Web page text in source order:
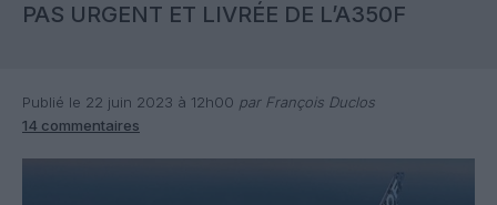
PAS URGENT ET LIVRÉE DE L’A350F
Publié le 22 juin 2023 à 12h00 par François Duclos
14 commentaires